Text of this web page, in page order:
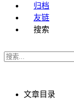
归档
友链
搜索
文章目录